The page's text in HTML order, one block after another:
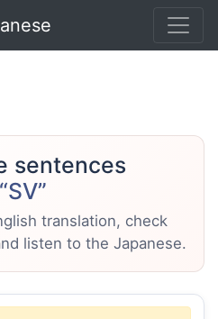
sentences
“SV”
translation, check
listen to the Japanese.